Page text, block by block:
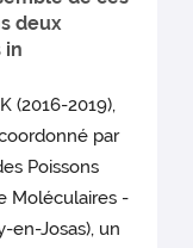
deux
in
(2016-2019),
par
Poissons
Moléculaires -
en-Josas), un